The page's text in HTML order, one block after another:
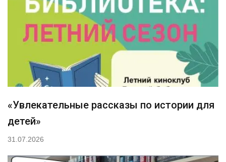
«Увлекательные рассказы по истории для
детей»
31.07.2026